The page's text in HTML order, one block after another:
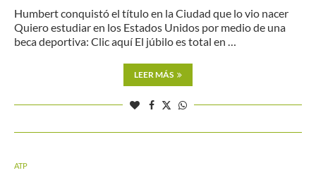
Humbert conquistó el título en la Ciudad que lo vio nacer
Quiero estudiar en los Estados Unidos por medio de una
beca deportiva: Clic aquí El júbilo es total en …
LEER MÁS
ATP